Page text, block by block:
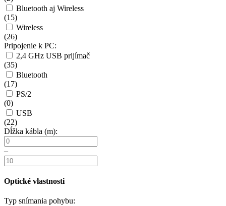
Bluetooth aj Wireless
(15)
Wireless
(26)
Pripojenie k PC:
2,4 GHz USB prijímač
(35)
Bluetooth
(17)
PS/2
(0)
USB
(22)
Dĺžka kábla (m):
–
Optické vlastnosti
Typ snímania pohybu: